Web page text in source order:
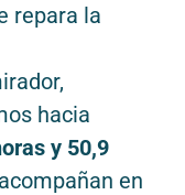
repara la
hacia
y 50,9
en